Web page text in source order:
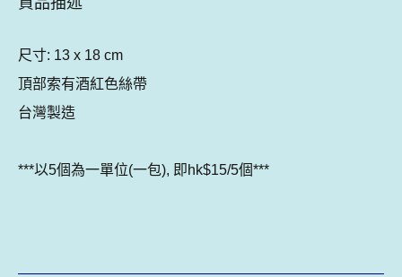
尺寸: 13 x 18 cm
頂部索有酒紅色絲帶
台灣製造
***以5個為一單位(一包), 即hk$15/5個***